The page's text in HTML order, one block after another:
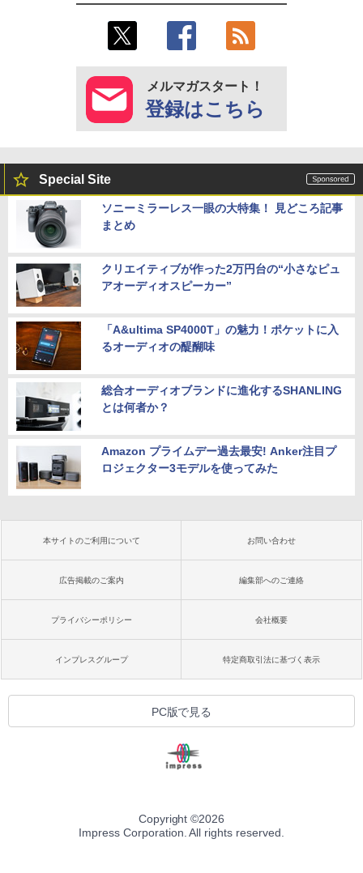
メルマガスタート！
登録はこちら
Special Site
ソニーミラーレス一眼の大特集！ 見どころ記事
まとめ
クリエイティブが作った2万円台の“小さなピュ
アオーディオスピーカー”
「A&ultima SP4000T」の魅力！ポケットに入
るオーディオの醍醐味
総合オーディオブランドに進化するSHANLING
とは何者か？
Amazon プライムデー過去最安! Anker注目プ
ロジェクター3モデルを使ってみた
本サイトのご利用について お問い合わせ
広告掲載のご案内 編集部へのご連絡
プライバシーポリシー 会社概要
インプレスグループ 特定商取引法に基づく表示
PC版で見る
Copyright ©2026
Impress Corporation. All rights reserved.